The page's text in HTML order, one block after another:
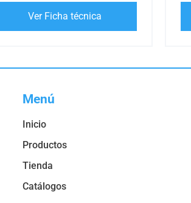
Ver Ficha técnica
Menú
Inicio
Productos
Tienda
Catálogos